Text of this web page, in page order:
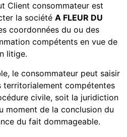
Client consommateur est
la société A FLEUR DU
coordonnées du ou des
compétents en vue de
litige.
le consommateur peut saisir
territorialement compétentes
civile, soit la juridiction
moment de la conclusion du
du fait dommageable.